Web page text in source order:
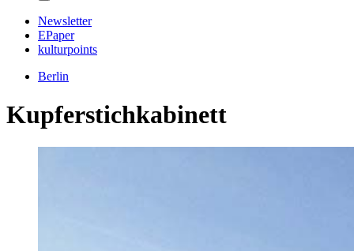
Newsletter
EPaper
kulturpoints
Berlin
Kupferstichkabinett